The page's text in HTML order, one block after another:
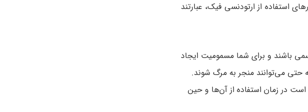
استفاده از ارتودنسی فیک، عبارتند
باشند و برای شما مسمومیت ایجاد
می‌توانند منجر به مرگ شوند.
در زمان استفاده از آن‌ها و حین